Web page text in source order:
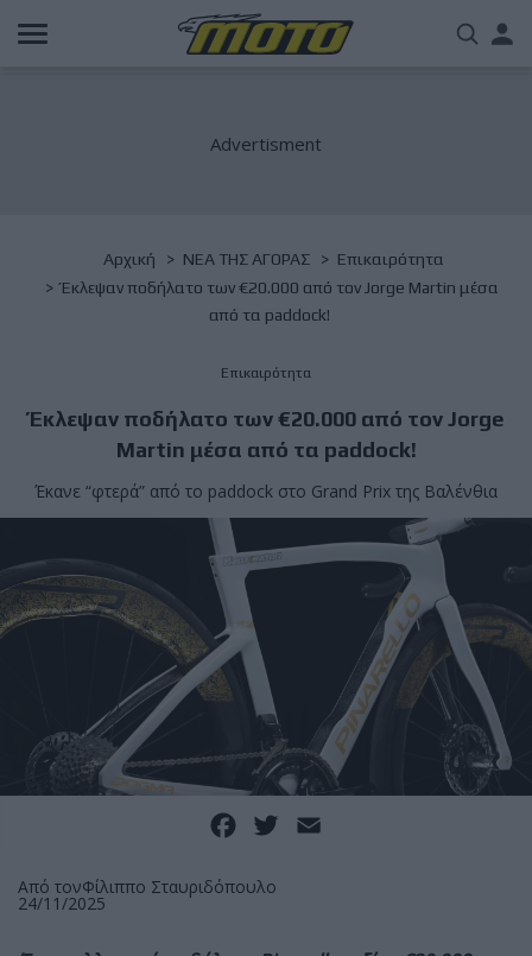
Παράκαμψη
προς
Breadcrumb
Αρχική NΕΑ ΤΗΣ ΑΓΟΡΑΣ
Επικαιρότητα
Έκλεψαν ποδήλατο των €20.000 από τον Jorge Martin μέσα
από τα paddock!
Επικαιρότητα
Έκλεψαν ποδήλατο των €20.000 από τον Jorge
Martin μέσα από τα paddock!
Έκανε “φτερά” από το paddock στο Grand Prix της Βαλένθια
Facebook
Twitter
Από τονΦίλιππο Σταυριδόπουλο
24/11/2025